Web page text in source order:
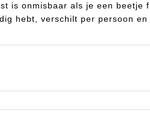
jeis onmisbaar als je een beetje
hebt, verschilt per persoon